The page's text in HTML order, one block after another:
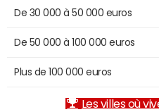
De 30 000 à 50 000 euros
De 50 000 à 100 000 euros
Plus de 100 000 euros
Les villes où